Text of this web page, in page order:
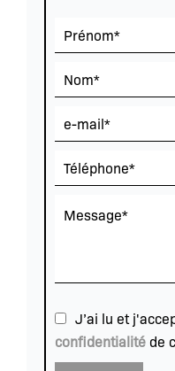
J’ai lu et
confidentialité de